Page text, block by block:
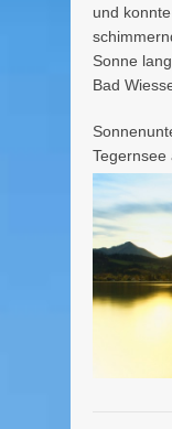
und
Sonne
Bad
Tegernsee